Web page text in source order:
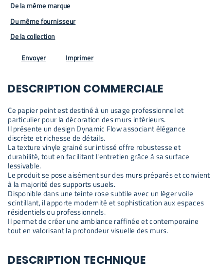
De la même marque
Du même fournisseur
De la collection
Envoyer Imprimer
DESCRIPTION COMMERCIALE
Ce papier peint est destiné à un usage professionnel et
particulier pour la décoration des murs intérieurs.
Il présente un design Dynamic Flow associant élégance
discrète et richesse de détails.
La texture vinyle grainé sur intissé offre robustesse et
durabilité, tout en facilitant l'entretien grâce à sa surface
lessivable.
Le produit se pose aisément sur des murs préparés et convient
à la majorité des supports usuels.
Disponible dans une teinte rose subtile avec un léger voile
scintillant, il apporte modernité et sophistication aux espaces
résidentiels ou professionnels.
Il permet de créer une ambiance raffinée et contemporaine
tout en valorisant la profondeur visuelle des murs.
DESCRIPTION TECHNIQUE